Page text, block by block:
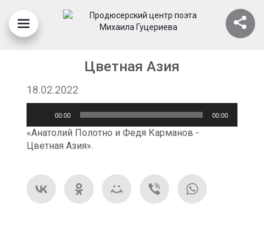
Цветная Азия
18.02.2022
00:00 00:00
«Анатолий Полотно и Федя Карманов -
Цветная Азия».